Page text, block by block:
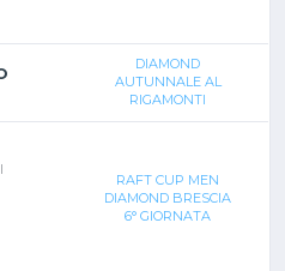
DIAMOND
AUTUNNALE AL
RIGAMONTI
RAFT CUP MEN
DIAMOND BRESCIA
6° GIORNATA